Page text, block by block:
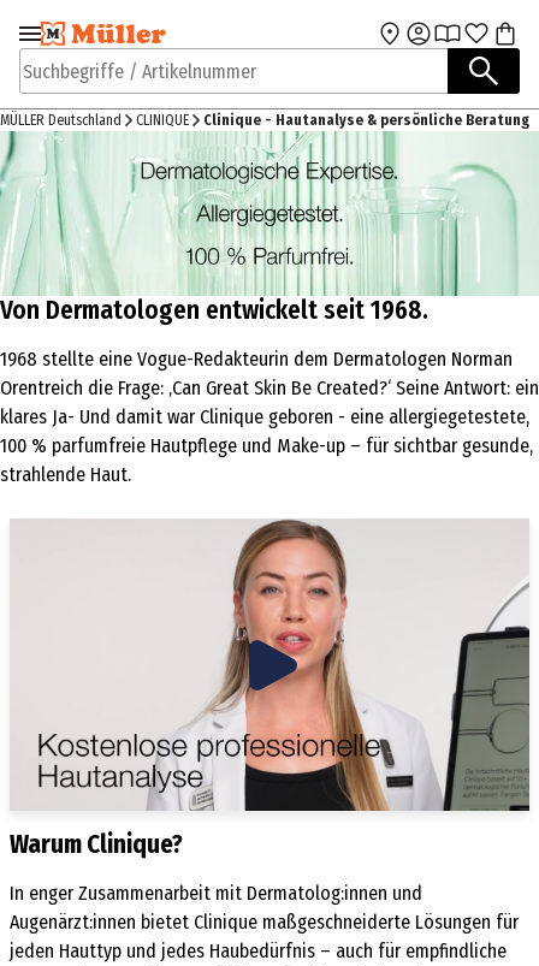
Zur Navigation
springen
Zum Hauptinhalt
Suchbegriffe / Artikelnummer
MÜLLER Deutschland CLINIQUE Clinique - Hautanalyse & persönliche Beratung
Von Dermatologen entwickelt seit 1968.
1968 stellte eine Vogue-Redakteurin dem Dermatologen Norman
Orentreich die Frage: ‚Can Great Skin Be Created?‘ Seine Antwort: ein
klares Ja- Und damit war Clinique geboren - eine allergiegetestete,
100 % parfumfreie Hautpflege und Make-up – für sichtbar gesunde,
strahlende Haut.
Warum Clinique?
In enger Zusammenarbeit mit Dermatolog:innen und
Augenärzt:innen bietet Clinique maßgeschneiderte Lösungen für
jeden Hauttyp und jedes Haubedürfnis – auch für empfindliche